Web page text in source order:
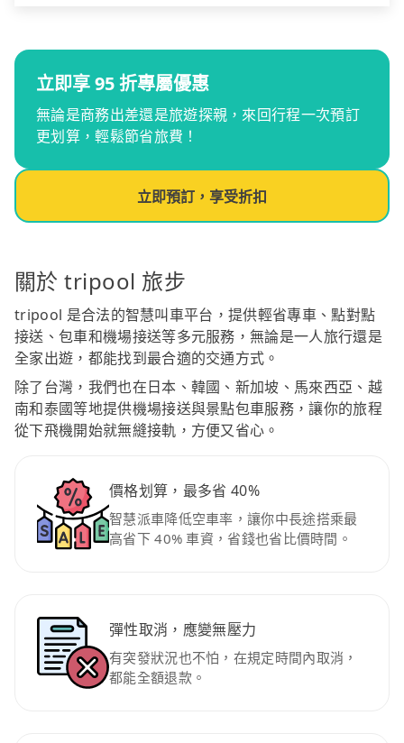
立即享 95 折專屬優惠
無論是商務出差還是旅遊探親，來回行程一次預訂
更划算，輕鬆節省旅費！
立即預訂，享受折扣
關於 tripool 旅步
tripool 是合法的智慧叫車平台，提供輕省專車、點對點
接送、包車和機場接送等多元服務，無論是一人旅行還是
全家出遊，都能找到最合適的交通方式。
除了台灣，我們也在日本、韓國、新加坡、馬來西亞、越
南和泰國等地提供機場接送與景點包車服務，讓你的旅程
從下飛機開始就無縫接軌，方便又省心。
價格划算，最多省 40%
智慧派車降低空車率，讓你中長途搭乘最
高省下 40% 車資，省錢也省比價時間。
彈性取消，應變無壓力
有突發狀況也不怕，在規定時間內取消，
都能全額退款。